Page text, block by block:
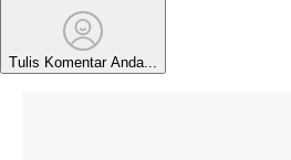
Tulis Komentar Anda...